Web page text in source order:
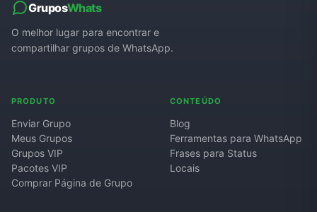
GruposWhats
O melhor lugar para encontrar e
compartilhar grupos de WhatsApp.
PRODUTO
Enviar Grupo
Meus Grupos
Grupos VIP
Pacotes VIP
Comprar Página de Grupo
CONTEÚDO
Blog
Ferramentas para WhatsApp
Frases para Status
Locais